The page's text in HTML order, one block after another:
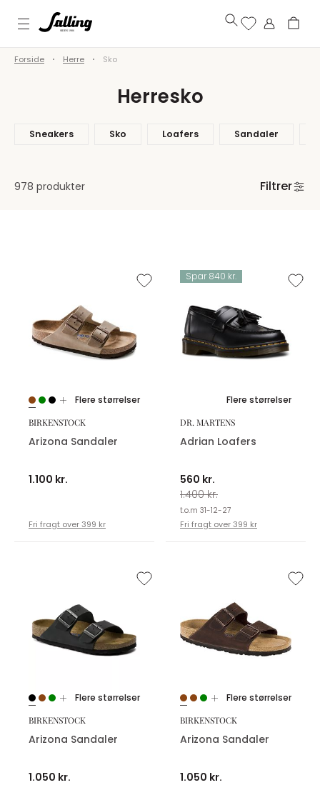
Forside Herre Sko
Herresko
Sneakers Sko Loafers Sandaler
978 produkter Filtrer
Flere størrelser
BIRKENSTOCK
Arizona Sandaler
1.100 kr.
Fri fragt over 399 kr
Spar 840 kr.
Flere størrelser
DR. MARTENS
Adrian Loafers
560 kr.
1.400 kr.
t.o.m 31-12-27
Fri fragt over 399 kr
Flere størrelser
BIRKENSTOCK
Arizona Sandaler
1.050 kr.
Flere størrelser
BIRKENSTOCK
Arizona Sandaler
1.050 kr.